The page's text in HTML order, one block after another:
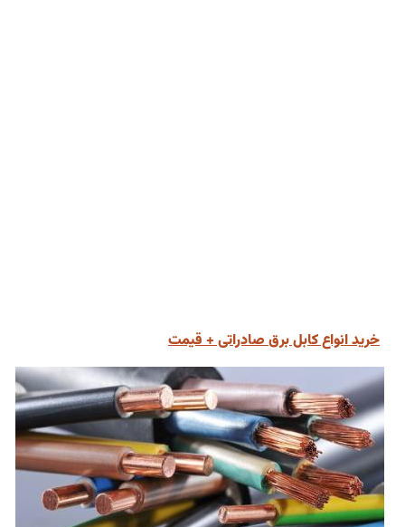
خرید انواع کابل برق صادراتی + قیمت